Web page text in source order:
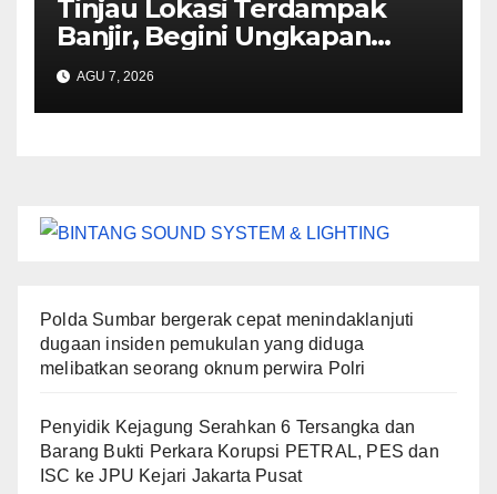
Tinjau Lokasi Terdampak
Banjir, Begini Ungkapan
Mahyeldi
AGU 7, 2026
Polda Sumbar bergerak cepat menindaklanjuti
dugaan insiden pemukulan yang diduga
melibatkan seorang oknum perwira Polri
Penyidik Kejagung Serahkan 6 Tersangka dan
Barang Bukti Perkara Korupsi PETRAL, PES dan
ISC ke JPU Kejari Jakarta Pusat